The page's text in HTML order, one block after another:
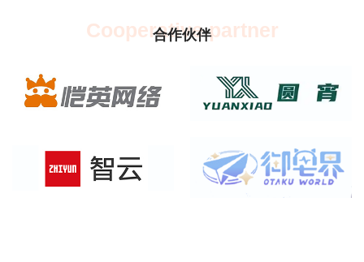
合作伙伴
Cooperative partner